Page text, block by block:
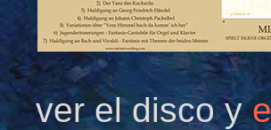
ver el disco y